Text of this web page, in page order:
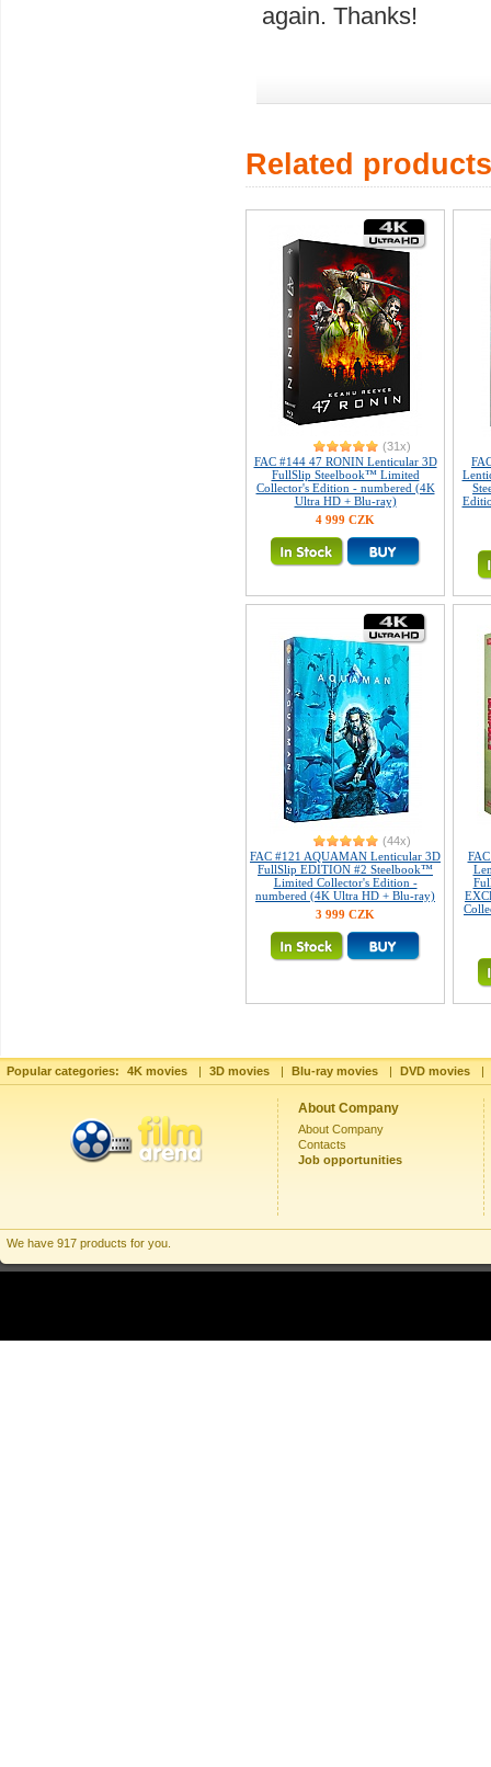
again. Thanks!
Related products
(31x)
FAC #144 47 RONIN Lenticular 3D
FullSlip Steelbook™ Limited
Collector's Edition - numbered (4K
Ultra HD + Blu-ray)
4 999 CZK
(44x)
FAC #121 AQUAMAN Lenticular 3D
FullSlip EDITION #2 Steelbook™
Limited Collector's Edition -
numbered (4K Ultra HD + Blu-ray)
3 999 CZK
Popular categories: 4K movies 3D movies Blu-ray movies DVD movies
About Company
About Company
Contacts
Job opportunities
We have 917 products for you.